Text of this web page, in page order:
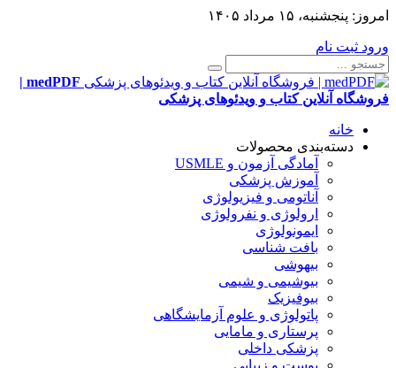
امروز: پنجشنبه، ۱۵ مرداد ۱۴۰۵
ورود ثبت نام
medPDF |
فروشگاه آنلاین کتاب و ویدئوهای پزشکی
خانه
دسته‌بندی محصولات
آمادگی آزمون و USMLE
آموزش پزشکی
آناتومی و فیزیولوژی
ارولوژی و نفرولوژی
ایمونولوژی
بافت شناسی
بیهوشی
بیوشیمی و شیمی
بیوفیزیک
پاتولوژی و علوم آزمایشگاهی
پرستاری و مامایی
پزشکی داخلی
پوست و زیبایی